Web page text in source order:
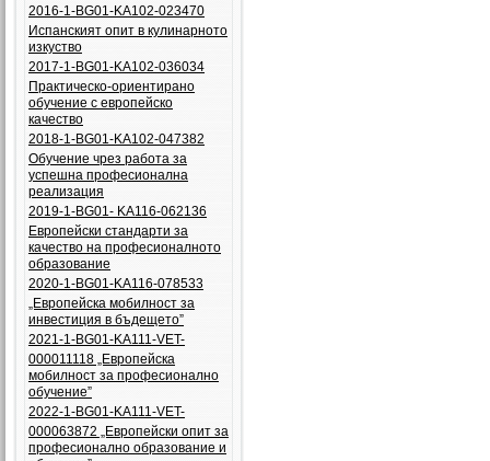
2016-1-BG01-KA102-023470
Испанският опит в кулинарното
изкуство
2017-1-BG01-KA102-036034
Практическо-ориентирано
обучение с европейско
качество
2018-1-BG01-KA102-047382
Обучение чрез работа за
успешна професионална
реализация
2019-1-BG01- KA116-062136
Европейски стандарти за
качество на професионалното
образование
2020-1-BG01-KA116-078533
„Европейска мобилност за
инвестиция в бъдещето”
2021-1-BG01-KA111-VET-
000011118 „Европейска
мобилност за професионално
обучение”
2022-1-BG01-KA111-VET-
000063872 „Eвропейски опит за
професионално образование и